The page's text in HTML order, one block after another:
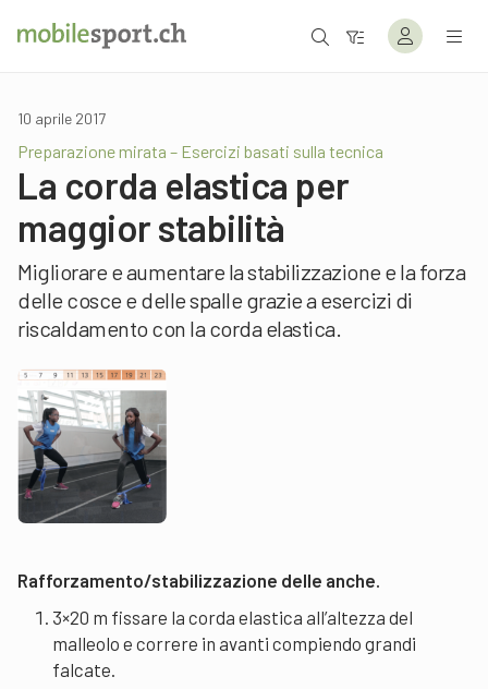
10 aprile 2017
Preparazione mirata – Esercizi basati sulla tecnica
La corda elastica per
maggior stabilità
Migliorare e aumentare la stabilizzazione e la forza
delle cosce e delle spalle grazie a esercizi di
riscaldamento con la corda elastica.
Rafforzamento/stabilizzazione delle anche.
3×20 m fissare la corda elastica all’altezza del
malleolo e correre in avanti compiendo grandi
falcate.